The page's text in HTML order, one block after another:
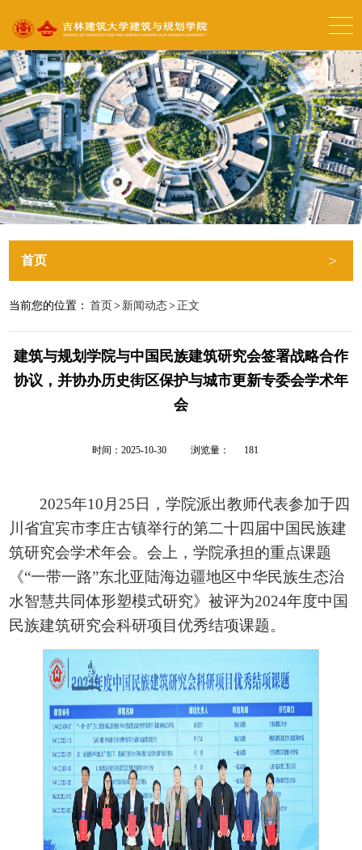
首页 >
当前您的位置： 首页> 新闻动态>正文
建筑与规划学院与中国民族建筑研究会签署战略合作
协议，并协办历史街区保护与城市更新专委会学术年
会
时间：2025-10-30 浏览量： 181
2025年10月25日，学院派出教师代表参加于四
川省宜宾市李庄古镇举行的第二十四届中国民族建
筑研究会学术年会。会上，学院承担的重点课题
《“一带一路”东北亚陆海边疆地区中华民族生态治
水智慧共同体形塑模式研究》被评为2024年度中国
民族建筑研究会科研项目优秀结项课题。